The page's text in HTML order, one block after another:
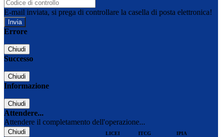
E-mail inviata, si prega di controllare la casella di posta elettronica!
Errore
Chiudi
Successo
Chiudi
Informazione
Chiudi
Attendere...
Attendere il completamento dell'operazione...
Chiudi
LICEI ITCG IPIA